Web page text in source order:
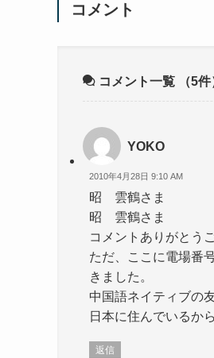
コメント
コメント一覧 （5件
YOKO
2010年4月28日 9:10 AM
昭 雲鶴さま
昭 雲鶴さま
コメントありがとう
ただ、ここに電場番
きました。
中国語ネイティブの
日本に住んでいるか
返信